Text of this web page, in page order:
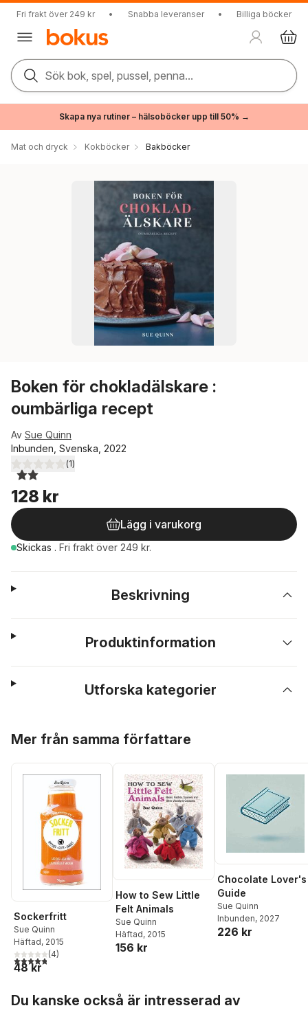
Fri frakt över 249 kr • Snabba leveranser • Billiga böcker
Sök bok, spel, pussel, penna...
Skapa nya rutiner – hälsoböcker upp till 50% →
Mat och dryck Kokböcker Bakböcker
Boken för chokladälskare :
oumbärliga recept
Av Sue Quinn
Inbunden, Svenska, 2022
2,0utav 5 stjärnor. Totalt antal röster:
(1)
128 kr
Lägg i varukorg
Skickas . Fri frakt över 249 kr.
Beskrivning
Produktinformation
Utforska kategorier
Mer från samma författare
Sockerfritt
Sue Quinn
Häftad, 2015
4,8utav 5 stjärnor. Totalt antal röster:
(4)
48 kr
How to Sew Little
Felt Animals
Sue Quinn
Häftad, 2015
156 kr
Chocolate Lover's
Guide
Sue Quinn
Inbunden, 2027
226 kr
Du kanske också är intresserad av